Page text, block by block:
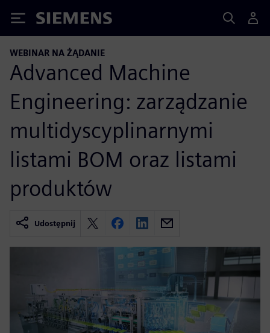
Siemens
WEBINAR NA ŻĄDANIE
Advanced Machine
Engineering: zarządzanie
multidyscyplinarnymi
listami BOM oraz listami
produktów
Udostępnij